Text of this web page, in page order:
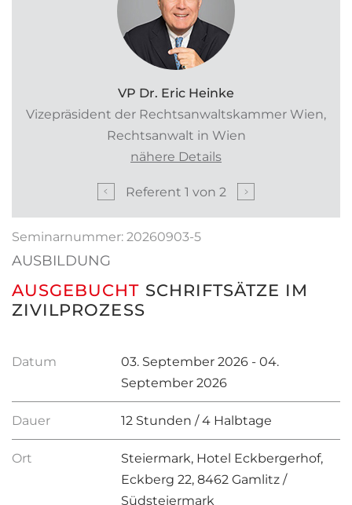
VP Dr. Eric Heinke
Vizepräsident der Rechtsanwaltskammer Wien,
Rechtsanwalt in Wien
nähere Details
Referent 1 von 2
Seminarnummer: 20260903-5
AUSBILDUNG
AUSGEBUCHT SCHRIFTSÄTZE IM
ZIVILPROZESS
Datum
03. September 2026 - 04.
September 2026
Dauer 12 Stunden / 4 Halbtage
Ort
Steiermark, Hotel Eckbergerhof,
Eckberg 22, 8462 Gamlitz /
Südsteiermark